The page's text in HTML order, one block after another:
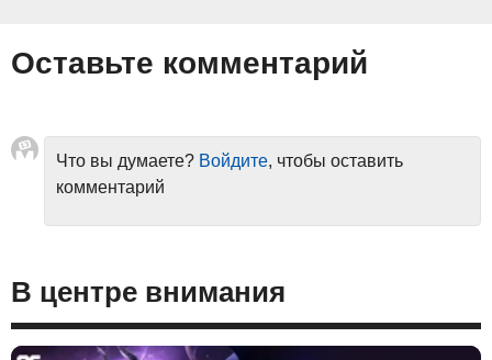
Оставьте комментарий
Что вы думаете? Войдите, чтобы оставить
комментарий
В центре внимания